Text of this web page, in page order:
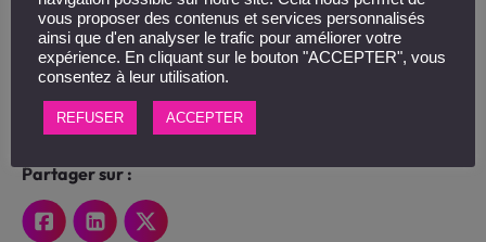
d’outils pour simplifier. Les vidéos dessinées ça marche
car ce format favorise l’attention, la compréhension et
la mémorisation.”
Valérie Tormos–AMUNDI
Partager sur :
vous proposer des contenus et services personnalisés
ainsi que d'en analyser le trafic pour améliorer votre
expérience. En cliquant sur le bouton "ACCEPTER", vous
consentez à leur utilisation.
REFUSER ACCEPTER